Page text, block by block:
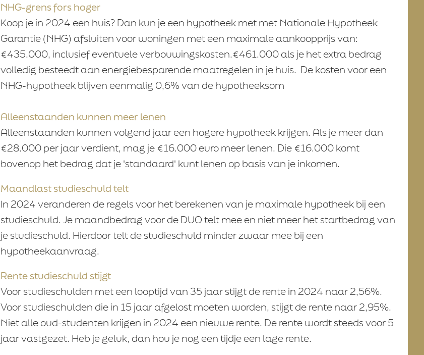
NHG-grens fors hoger
Koop je in 2024 een huis? Dan kun je een hypotheek met met Nationale Hypotheek
Garantie (NHG) afsluiten voor woningen met een maximale aankoopprijs van:
€435.000, inclusief eventuele verbouwingskosten.€461.000 als je het extra bedrag
volledig besteedt aan energiebesparende maatregelen in je huis. De kosten voor een
NHG-hypotheek blijven eenmalig 0,6% van de hypotheeksom
Alleenstaanden kunnen meer lenen
Alleenstaanden kunnen volgend jaar een hogere hypotheek krijgen. Als je meer dan
€28.000 per jaar verdient, mag je €16.000 euro meer lenen. Die €16.000 komt
bovenop het bedrag dat je 'standaard' kunt lenen op basis van je inkomen.
Maandlast studieschuld telt
In 2024 veranderen de regels voor het berekenen van je maximale hypotheek bij een
studieschuld. Je maandbedrag voor de DUO telt mee en niet meer het startbedrag van
je studieschuld. Hierdoor telt de studieschuld minder zwaar mee bij een
hypotheekaanvraag.
Rente studieschuld stijgt
Voor studieschulden met een looptijd van 35 jaar stijgt de rente in 2024 naar 2,56%.
Voor studieschulden die in 15 jaar afgelost moeten worden, stijgt de rente naar 2,95%.
Niet alle oud-studenten krijgen in 2024 een nieuwe rente. De rente wordt steeds voor 5
jaar vastgezet. Heb je geluk, dan hou je nog een tijdje een lage rente.